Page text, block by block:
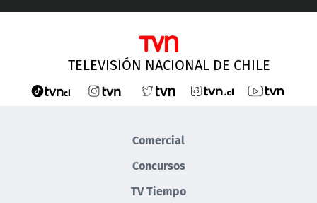
TELEVISIÓN NACIONAL DE CHILE
Comercial
Concursos
TV Tiempo